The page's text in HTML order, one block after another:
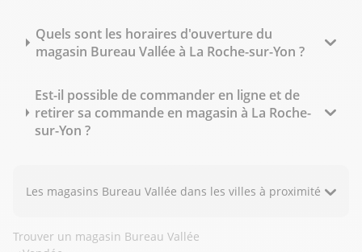
Quels sont les horaires d'ouverture du
magasin Bureau Vallée à La Roche-sur-Yon ?
Est-il possible de commander en ligne et de
retirer sa commande en magasin à La Roche-
sur-Yon ?
Les magasins Bureau Vallée dans les villes à proximité
Trouver un magasin Bureau Vallée